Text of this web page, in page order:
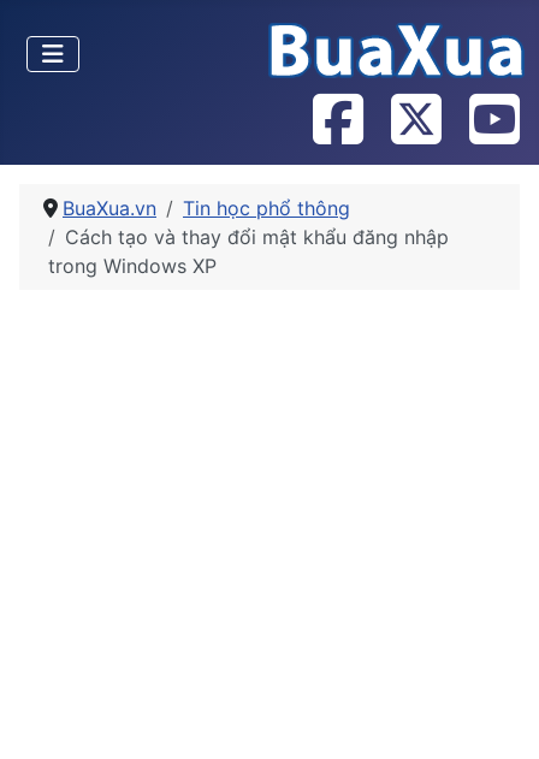
BuaXua.vn
Tin học phổ thông
Cách tạo và thay đổi mật khẩu đăng nhập
trong Windows XP